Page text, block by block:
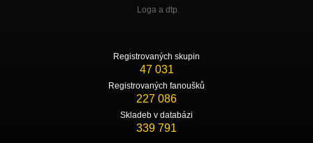
Loga a dtp.
Registrovaných skupin
47 031
Registrovaných fanoušků
227 086
Skladeb v databázi
339 791